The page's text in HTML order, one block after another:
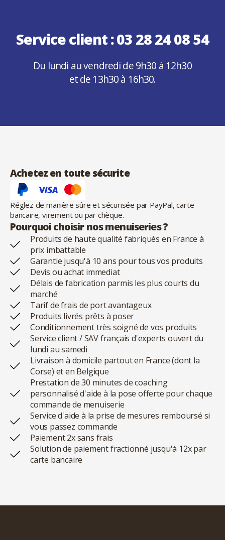
Service client :03 28 24 08 54
Du lundi au vendredi de 9h30 à 12h30
et de 13h30 à 16h30.
Achetez en toute sécurite
Réglez de manière sûre et sécurisée par PayPal, carte
bancaire, virement ou par chèque.
Pourquoi choisir nos menuiseries ?
Produits de haute qualité fabriqués en France à
prix imbattable
Garantie jusqu'à 10 ans pour tous vos produits
Devis ou achat immediat
Délais de fabrication parmis les plus courts du
marché
Tarif de frais de port avantageux
Produits livrés prêts à poser
Conditionnement très soigné de vos produits
Service client / SAV français d'experts ouvert du
lundi au samedi
Livraison à domicile partout en France (dont la
Corse) et en Belgique
Prestation de 30 minutes de coaching
personnalisé d'aide à la pose offerte pour chaque
commande de menuiserie
Service d'aide à la prise de mesures remboursé si
vous passez commande
Paiement 2x sans frais
Solution de paiement fractionné jusqu'à 12x par
carte bancaire